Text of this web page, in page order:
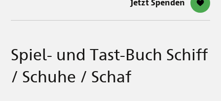
Jetzt Spenden
Spiel- und Tast-Buch Schiff
/ Schuhe / Schaf